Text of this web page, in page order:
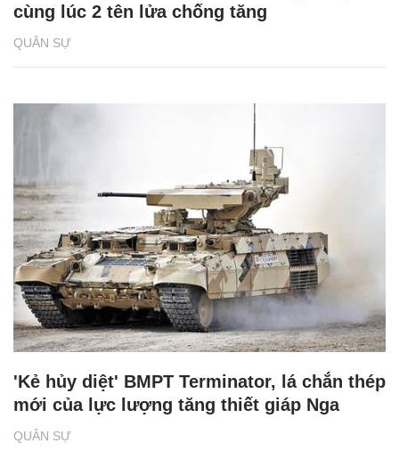
QUÂN SỰ
cùng lúc 2 tên lửa chống tăng
QUÂN SỰ
'Kẻ hủy diệt' BMPT Terminator, lá chắn thép
mới của lực lượng tăng thiết giáp Nga